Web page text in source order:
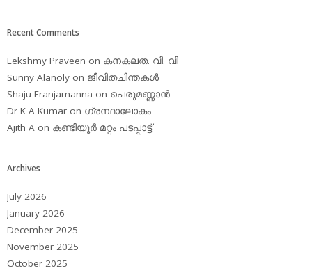
Recent Comments
Lekshmy Praveen on കനകലത. വി. വി
Sunny Alanoly on ജീവിതചിന്തകള്‍
Shaju Eranjamanna on പെരുമണ്ണാന്‍
Dr K A Kumar on ഗ്രന്ഥാലോകം
Ajith A on കണ്ടിയൂര്‍ മറ്റം പടപ്പാട്ട്‌
Archives
July 2026
January 2026
December 2025
November 2025
October 2025